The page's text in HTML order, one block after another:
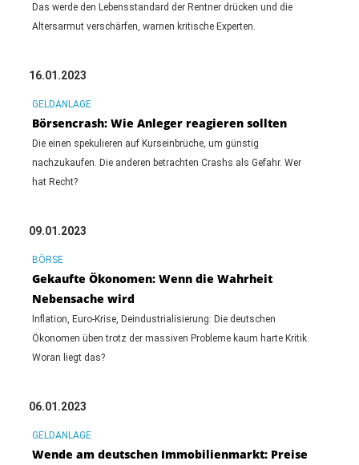
Das werde den Lebensstandard der Rentner drücken und die
Altersarmut verschärfen, warnen kritische Experten.
16.01.2023
GELDANLAGE
Börsencrash: Wie Anleger reagieren sollten
Die einen spekulieren auf Kurseinbrüche, um günstig
nachzukaufen. Die anderen betrachten Crashs als Gefahr. Wer
hat Recht?
09.01.2023
BÖRSE
Gekaufte Ökonomen: Wenn die Wahrheit
Nebensache wird
Inflation, Euro-Krise, Deindustrialisierung: Die deutschen
Ökonomen üben trotz der massiven Probleme kaum harte Kritik.
Woran liegt das?
06.01.2023
GELDANLAGE
Wende am deutschen Immobilienmarkt: Preise